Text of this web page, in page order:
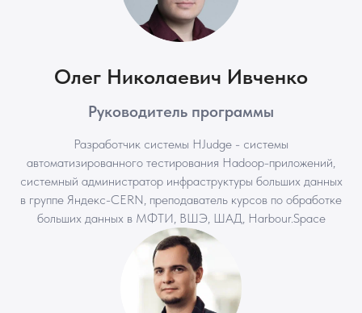
Олег Николаевич Ивченко
Руководитель программы
Разработчик системы HJudge - системы
автоматизированного тестирования Hadoop-приложений,
системный администратор инфраструктуры больших данных
в группе Яндекс-CERN, преподаватель курсов по обработке
больших данных в МФТИ, ВШЭ, ШАД, Harbour.Space
Телеграм-чат, вы не
останетесь один на один с
задачами